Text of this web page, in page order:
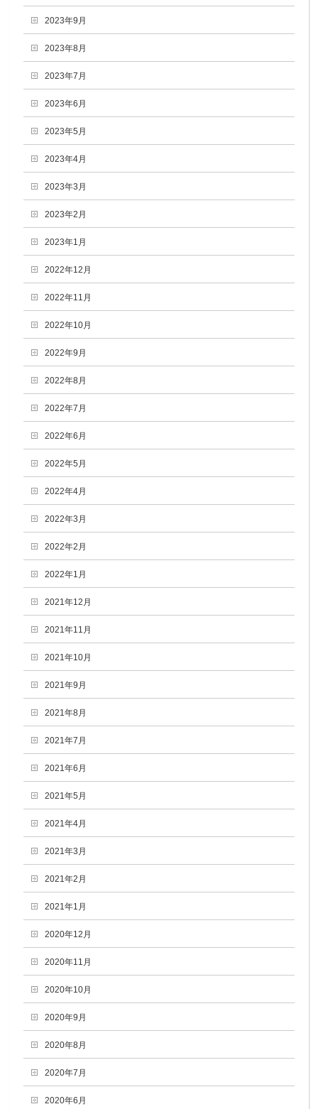
2023年9月
2023年8月
2023年7月
2023年6月
2023年5月
2023年4月
2023年3月
2023年2月
2023年1月
2022年12月
2022年11月
2022年10月
2022年9月
2022年8月
2022年7月
2022年6月
2022年5月
2022年4月
2022年3月
2022年2月
2022年1月
2021年12月
2021年11月
2021年10月
2021年9月
2021年8月
2021年7月
2021年6月
2021年5月
2021年4月
2021年3月
2021年2月
2021年1月
2020年12月
2020年11月
2020年10月
2020年9月
2020年8月
2020年7月
2020年6月